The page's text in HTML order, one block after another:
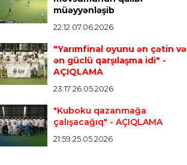
23:18 06.08.2026
tarixinin ən bahalı transferini
P.L. 23:14 06.08.2026
Pato İngiltərə klubunun
olacaq
23:08 06.08.2026
müəyyənləşib
22:12 07.06.2026
"Yarımfinal oyunu ən çətin və
ən güclü qarşılaşma idi" -
AÇIQLAMA
23:17 26.05.2026
"Kuboku qazanmağa
çalışacağıq" - AÇIQLAMA
21:59 25.05.2026